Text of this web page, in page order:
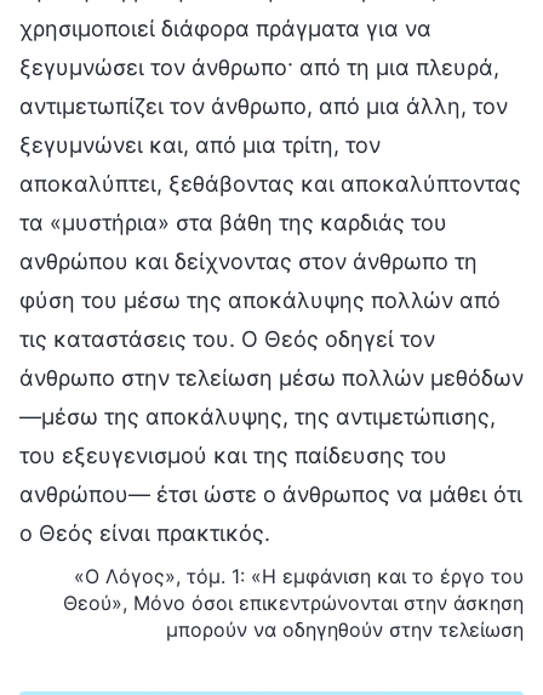
χρησιμοποιεί διάφορα πράγματα για να
ξεγυμνώσει τον άνθρωπο· από τη μια πλευρά,
αντιμετωπίζει τον άνθρωπο, από μια άλλη, τον
ξεγυμνώνει και, από μια τρίτη, τον
αποκαλύπτει, ξεθάβοντας και αποκαλύπτοντας
τα «μυστήρια» στα βάθη της καρδιάς του
ανθρώπου και δείχνοντας στον άνθρωπο τη
φύση του μέσω της αποκάλυψης πολλών από
τις καταστάσεις του. Ο Θεός οδηγεί τον
άνθρωπο στην τελείωση μέσω πολλών μεθόδων
—μέσω της αποκάλυψης, της αντιμετώπισης,
του εξευγενισμού και της παίδευσης του
ανθρώπου— έτσι ώστε ο άνθρωπος να μάθει ότι
ο Θεός είναι πρακτικός.
«Ο Λόγος», τόμ. 1: «Η εμφάνιση και το έργο του
Θεού», Μόνο όσοι επικεντρώνονται στην άσκηση
μπορούν να οδηγηθούν στην τελείωση